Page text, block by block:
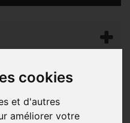
cookies
et d'autres
améliorer votre
D'ORIGINE 90W Dell